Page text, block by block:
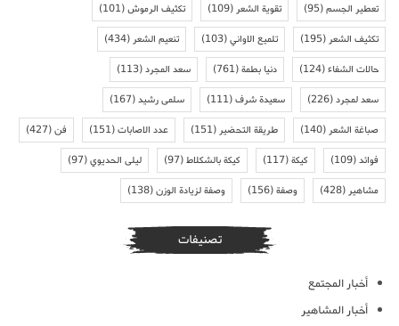
تعطير الجسم(95) تقوية الشعر(109) تكثيف الرموش(101)
تكثيف الشعر(195) تلميع الاواني(103) تنعيم الشعر(434)
حالات الشفاء(124) دنيا بطمة(761) سعد المجرد(113)
سعد لمجرد(226) سعيدة شرف(111) سلمى رشيد(167)
صباغة الشعر(140) طريقة التحضير(151) عدد الاصابات(151) فن(427)
فوائد(109) كيكة(117) كيكة بالشكلاط(97) ليلى الحديوي(97)
مشاهير(428) وصفة(156) وصفة لزيادة الوزن(138)
تصنيفات
أخبار المجتمع
أخبار المشاهير